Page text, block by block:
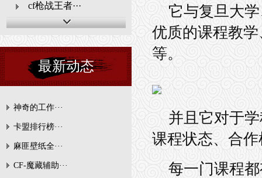
cf枪战王者···
创业开工作···
最新动态
神奇的工作···
卡盟排行榜···
麻匪壁纸全···
CF-魔藏辅助···
它与复旦大
优质的课程教
等。
并且它对于
课程状态、合
每一门课程